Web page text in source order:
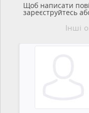
Щоб написати
зареєструйтесь
Інші